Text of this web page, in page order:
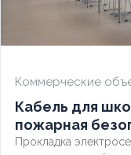
НАЛИЧИЕ ЭКРАНА
КОЛИЧЕСТВО
Коммерческие
Кабель для
пожарная
Прокладка